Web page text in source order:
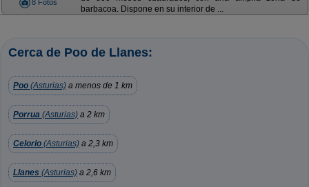
8 Fotos
barbacoa. Dispone en su interior de ...
Cerca de Poo de Llanes:
Poo (Asturias) a menos de 1 km
Porrua (Asturias) a 2 km
Celorio (Asturias) a 2,3 km
Llanes (Asturias) a 2,6 km